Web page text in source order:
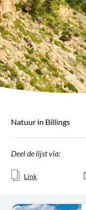
Natuur in Billings
Deel de lijst via:
Link